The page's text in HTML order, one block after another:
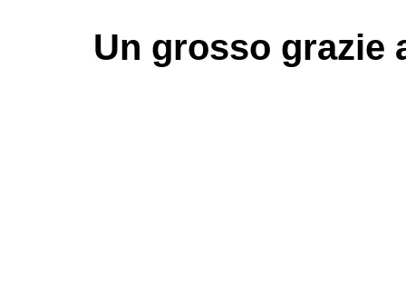
Un grosso grazie